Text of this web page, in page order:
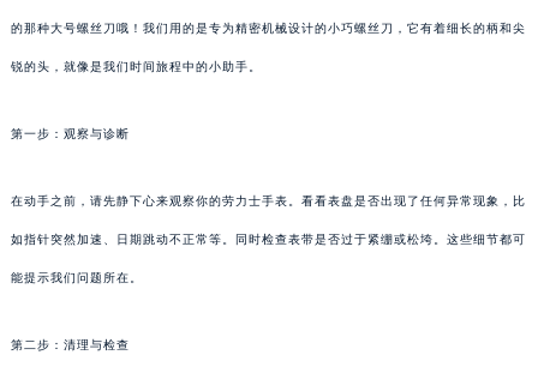
的那种大号螺丝刀哦！我们用的是专为精密机械设计的小巧螺丝刀，它有着细长的柄和尖
锐的头，就像是我们时间旅程中的小助手。
第一步：观察与诊断
在动手之前，请先静下心来观察你的劳力士手表。看看表盘是否出现了任何异常现象，比
如指针突然加速、日期跳动不正常等。同时检查表带是否过于紧绷或松垮。这些细节都可
能提示我们问题所在。
第二步：清理与检查